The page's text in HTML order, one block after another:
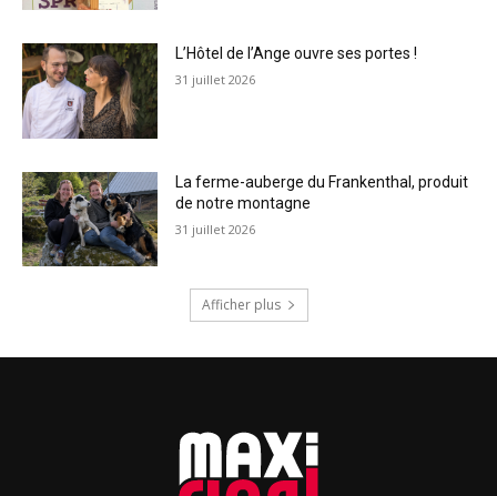
L’Hôtel de l’Ange ouvre ses portes !
31 juillet 2026
La ferme-auberge du Frankenthal, produit
de notre montagne
31 juillet 2026
Afficher plus